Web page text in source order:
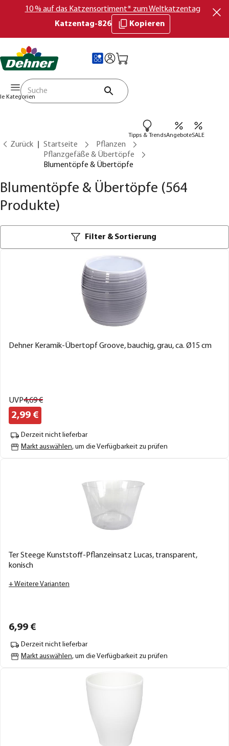
10 % auf das Katzensortiment* zum Weltkatzentag
Katzentag-826
Kopieren
Kategorien
Tipps & TrendsAngeboteSALE
Zurück Startseite
Pflanzen
Pflanzgefäße & Übertöpfe
Blumentöpfe & Übertöpfe
Blumentöpfe & Übertöpfe (564
Produkte)
Filter & Sortierung
Dehner Keramik-Übertopf Groove, bauchig, grau, ca. Ø15 cm
UVP4,69€
2,99 €
Derzeit nicht lieferbar
Markt auswählen, um die Verfügbarkeit zu prüfen
Ter Steege Kunststoff-Pflanzeinsatz Lucas, transparent,
konisch
+ Weitere Varianten
6,99 €
Derzeit nicht lieferbar
Markt auswählen, um die Verfügbarkeit zu prüfen